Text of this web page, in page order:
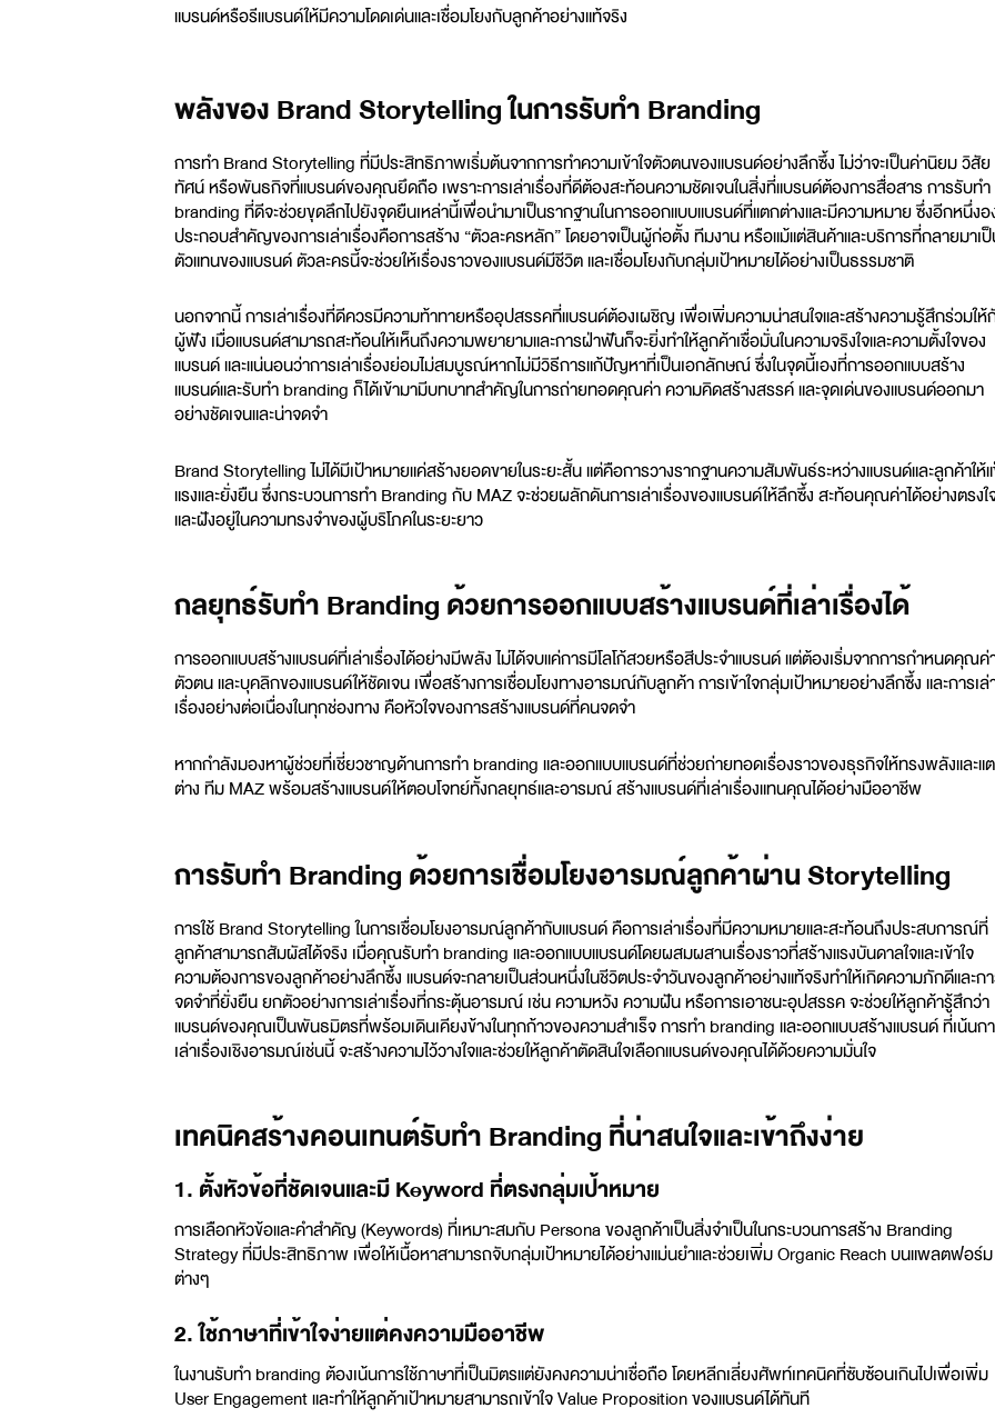
แบรนด์หรือรีแบรนด์ให้มีความโดดเด่นและเชื่อมโยงกับลูกค้าอย่างแท้จริง
พลังของ Brand Storytelling ในการรับทำ Branding
การทำ Brand Storytelling ที่มีประสิทธิภาพเริ่มต้นจากการทำความเข้าใจตัวตนของแบรนด์อย่างลึกซึ้ง ไม่ว่าจะเป็นค่านิยม วิสัย
ทัศน์ หรือพันธกิจที่แบรนด์ของคุณยึดถือ เพราะการเล่าเรื่องที่ดีต้องสะท้อนความชัดเจนในสิ่งที่แบรนด์ต้องการสื่อสาร การรับทำ
brandingที่ดีจะช่วยขุดลึกไปยังจุดยืนเหล่านี้เพื่อนำมาเป็นรากฐานในการออกแบบแบรนด์ที่แตกต่างและมีความหมาย ซึ่งอีกหนึ่ง
ประกอบสำคัญของการเล่าเรื่องคือการสร้าง “ตัวละครหลัก” โดยอาจเป็นผู้ก่อตั้ง ทีมงาน หรือแม้แต่สินค้าและบริการที่กลายมาเ
ตัวแทนของแบรนด์ ตัวละครนี้จะช่วยให้เรื่องราวของแบรนด์มีชีวิต และเชื่อมโยงกับกลุ่มเป้าหมายได้อย่างเป็นธรรมชาติ
นอกจากนี้ การเล่าเรื่องที่ดีควรมีความท้าทายหรืออุปสรรคที่แบรนด์ต้องเผชิญ เพื่อเพิ่มความน่าสนใจและสร้างความรู้สึกร่วมให้
ผู้ฟัง เมื่อแบรนด์สามารถสะท้อนให้เห็นถึงความพยายามและการฝ่าฟันก็จะยิ่งทำให้ลูกค้าเชื่อมั่นในความจริงใจและความตั้งใจของ
แบรนด์ และแน่นอนว่าการเล่าเรื่องย่อมไม่สมบูรณ์หากไม่มีวิธีการแก้ปัญหาที่เป็นเอกลักษณ์ ซึ่งในจุดนี้เองที่การออกแบบสร้าง
แบรนด์และรับทำ brandingก็ได้เข้ามามีบทบาทสำคัญในการถ่ายทอดคุณค่า ความคิดสร้างสรรค์ และจุดเด่นของแบรนด์ออกมา
อย่างชัดเจนและน่าจดจำ
Brand Storytelling ไม่ได้มีเป้าหมายแค่สร้างยอดขายในระยะสั้น แต่คือการวางรากฐานความสัมพันธ์ระหว่างแบรนด์และลูกค้าให้
แรงและยั่งยืน ซึ่งกระบวนการทำ Branding กับ MAZ จะช่วยผลักดันการเล่าเรื่องของแบรนด์ให้ลึกซึ้ง สะท้อนคุณค่าได้อย่างตรงใ
และฝังอยู่ในความทรงจำของผู้บริโภคในระยะยาว
กลยุทธ์รับทำ Branding ด้วยการออกแบบสร้างแบรนด์ที่เล่าเรื่องได้
การออกแบบสร้างแบรนด์ที่เล่าเรื่องได้อย่างมีพลัง ไม่ได้จบแค่การมีโลโก้สวยหรือสีประจำแบรนด์ แต่ต้องเริ่มจากการกำหนดคุณค่
ตัวตน และบุคลิกของแบรนด์ให้ชัดเจน เพื่อสร้างการเชื่อมโยงทางอารมณ์กับลูกค้า การเข้าใจกลุ่มเป้าหมายอย่างลึกซึ้ง และการเล่
เรื่องอย่างต่อเนื่องในทุกช่องทาง คือหัวใจของการสร้างแบรนด์ที่คนจดจำ
หากกำลังมองหาผู้ช่วยที่เชี่ยวชาญด้านการทำ branding และออกแบบแบรนด์ที่ช่วยถ่ายทอดเรื่องราวของธุรกิจให้ทรงพลังและแ
ต่าง ทีม MAZ พร้อมสร้างแบรนด์ให้ตอบโจทย์ทั้งกลยุทธ์และอารมณ์ สร้างแบรนด์ที่เล่าเรื่องแทนคุณได้อย่างมืออาชีพ
การรับทำ Branding ด้วยการเชื่อมโยงอารมณ์ลูกค้าผ่าน Storytelling
การใช้ Brand Storytelling ในการเชื่อมโยงอารมณ์ลูกค้ากับแบรนด์ คือการเล่าเรื่องที่มีความหมายและสะท้อนถึงประสบการณ์ที่
ลูกค้าสามารถสัมผัสได้จริง เมื่อคุณรับทำ brandingและออกแบบแบรนด์โดยผสมผสานเรื่องราวที่สร้างแรงบันดาลใจและเข้าใจ
ความต้องการของลูกค้าอย่างลึกซึ้ง แบรนด์จะกลายเป็นส่วนหนึ่งในชีวิตประจำวันของลูกค้าอย่างแท้จริงทำให้เกิดความภักดีและก
จดจำที่ยั่งยืน ยกตัวอย่างการเล่าเรื่องที่กระตุ้นอารมณ์ เช่น ความหวัง ความฝัน หรือการเอาชนะอุปสรรค จะช่วยให้ลูกค้ารู้สึกว่า
แบรนด์ของคุณเป็นพันธมิตรที่พร้อมเดินเคียงข้างในทุกก้าวของความสำเร็จ การทำ branding และออกแบบสร้างแบรนด์ ที่เน้นก
เล่าเรื่องเชิงอารมณ์เช่นนี้ จะสร้างความไว้วางใจและช่วยให้ลูกค้าตัดสินใจเลือกแบรนด์ของคุณได้ด้วยความมั่นใจ
เทคนิคสร้างคอนเทนต์รับทำ Branding ที่น่าสนใจและเข้าถึงง่าย
1. ตั้งหัวข้อที่ชัดเจนและมี Keyword ที่ตรงกลุ่มเป้าหมาย
การเลือกหัวข้อและคำสำคัญ (Keywords) ที่เหมาะสมกับ Persona ของลูกค้าเป็นสิ่งจำเป็นในกระบวนการสร้าง Branding
Strategy ที่มีประสิทธิภาพ เพื่อให้เนื้อหาสามารถจับกลุ่มเป้าหมายได้อย่างแม่นยำและช่วยเพิ่ม Organic Reach บนแพลตฟอร์ม
ต่างๆ
2. ใช้ภาษาที่เข้าใจง่ายแต่คงความมืออาชีพ
ในงานรับทำ brandingต้องเน้นการใช้ภาษาที่เป็นมิตรแต่ยังคงความน่าเชื่อถือ โดยหลีกเลี่ยงศัพท์เทคนิคที่ซับซ้อนเกินไปเพื่อเพิ่ม
User Engagement และทำให้ลูกค้าเป้าหมายสามารถเข้าใจ Value Proposition ของแบรนด์ได้ทันที